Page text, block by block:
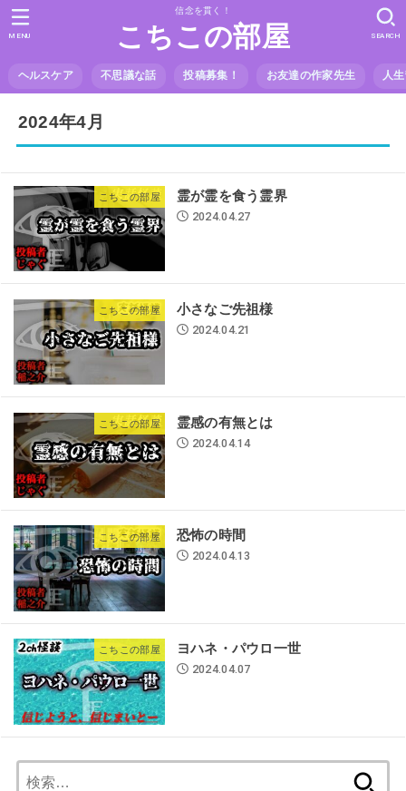
信念を貫く！
こちこの部屋
ヘルスケア 不思議な話 投稿募集！ お友達の作家先生 人
SEARCH
MENU
2024年4月
こちこの部屋 霊が霊を食う霊界
2024.04.27
こちこの部屋 小さなご先祖様
2024.04.21
こちこの部屋 霊感の有無とは
2024.04.14
こちこの部屋 恐怖の時間
2024.04.13
こちこの部屋 ヨハネ・パウロ一世
2024.04.07